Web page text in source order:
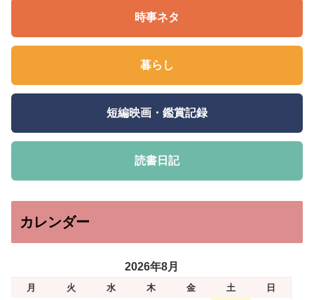
時事ネタ
暮らし
短編映画・鑑賞記録
読書日記
カレンダー
2026年8月
月 火 水 木 金 土
日